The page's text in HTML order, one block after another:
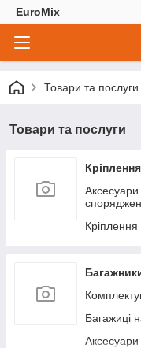
EuroMix
Товари та послуги
Товари та послуги
Аксесуари
Багажиці
Аксесуари